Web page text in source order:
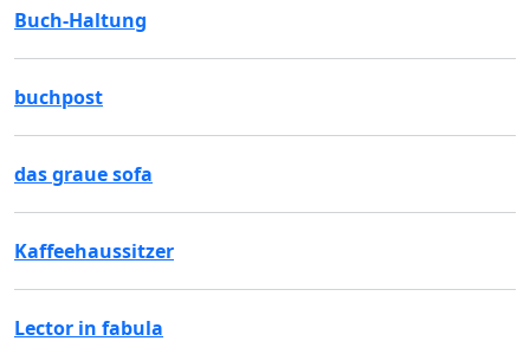
Buch-Haltung
buchpost
das graue sofa
Kaffeehaussitzer
Lector in fabula